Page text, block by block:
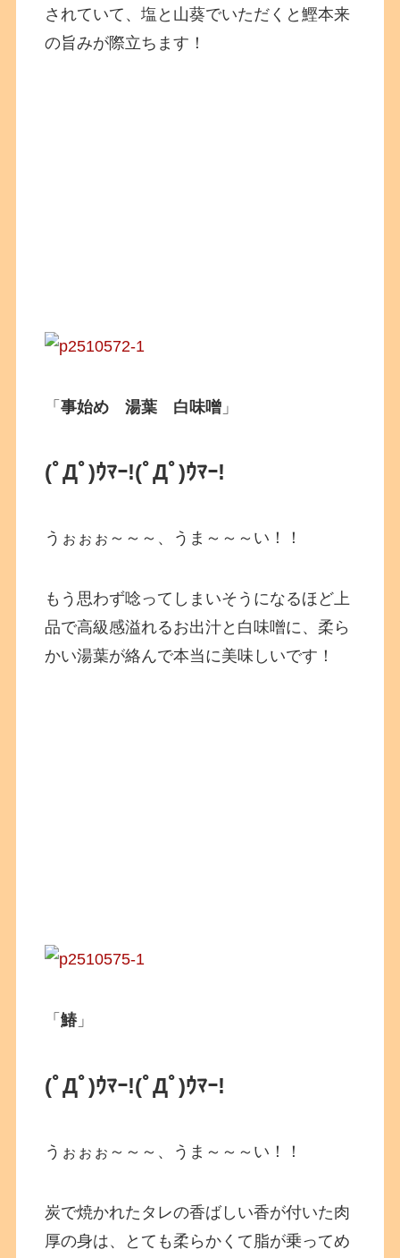
されていて、塩と山葵でいただくと鰹本来
の旨みが際立ちます！
「事始め 湯葉 白味噌 」
(ﾟДﾟ)ｳﾏｰ!(ﾟДﾟ)ｳﾏｰ!
うぉぉぉ～～～、うま～～～い！！
もう思わず唸ってしまいそうになるほど上
品で高級感溢れるお出汁と白味噌に、柔ら
かい湯葉が絡んで本当に美味しいです！
「鰆」
(ﾟДﾟ)ｳﾏｰ!(ﾟДﾟ)ｳﾏｰ!
うぉぉぉ～～～、うま～～～い！！
炭で焼かれたタレの香ばしい香が付いた肉
厚の身は、とても柔らかくて脂が乗ってめ